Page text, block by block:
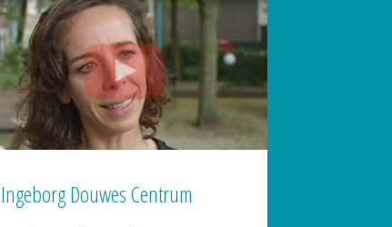
Ingeborg Douwes Centrum